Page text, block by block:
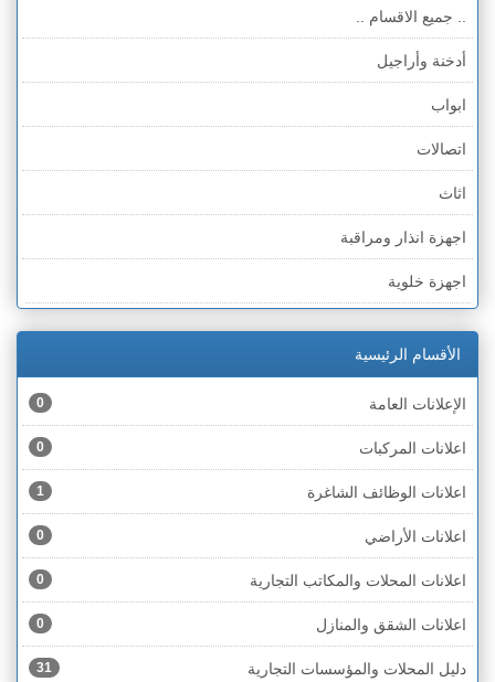
الضفة » أريحا
الضفة » الخليل
الضفة » بيت لحم
قطاع غزة
الخط الأخضر » حيفا
الخط الأخضر » رهط
الخط الأخضر » أم الفحم
الخط الأخضر » الناصرة
الخط الأخضر » عكا ونهاريا
الخط الأخضر » الجليل
الخط الأخضر » مرج ابن عامر
الخط الأخضر » البطوف
الخط الأخضر » الجولان
الخط الأخضر » الشارون
الخط الأخضر » القدس
.. جميع الاقسام ..
أدخنة وأراجيل
ابواب
اتصالات
اثاث
اجهزة انذار ومراقبة
اجهزة خلوية
اجهزة كهربائية
اجهزة مكتبية
احذية
اختام
اخشاب
ادوات رياضية
ادوات صحية
الأقسام الرئيسية
الإعلانات العامة 0
اعلانات المركبات 0
اعلانات الوظائف الشاغرة 1
اعلانات الأراضي 0
اعلانات المحلات والمكاتب التجارية 0
اعلانات الشقق والمنازل 0
دليل المحلات والمؤسسات التجارية 31